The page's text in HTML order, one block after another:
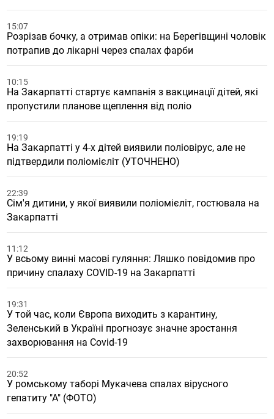
15:07
Розрізав бочку, а отримав опіки: на Берегівщині чоловік
потрапив до лікарні через спалах фарби
10:15
На Закарпатті стартує кампанія з вакцинації дітей, які
пропустили планове щеплення від поліо
19:19
На Закарпатті у 4-х дітей виявили поліовірус, але не
підтвердили поліомієліт (УТОЧНЕНО)
22:39
Сім'я дитини, у якої виявили поліомієліт, гостювала на
Закарпатті
11:12
У всьому винні масові гуляння: Ляшко повідомив про
причину спалаху COVID-19 на Закарпатті
19:31
У той час, коли Європа виходить з карантину,
Зеленський в Україні прогнозує значне зростання
захворювання на Covid-19
20:52
У ромському таборі Мукачева спалах вірусного
гепатиту "А" (ФОТО)